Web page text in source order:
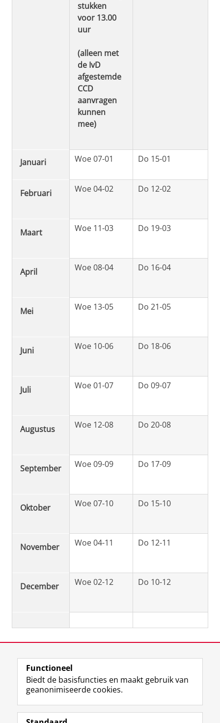
stukken
voor 13.00
uur
(alleen met
de IvD
afgestemde
CCD
aanvragen
kunnen
mee)
Januari Woe 07-01 Do 15-01
Februari Woe 04-02 Do 12-02
Maart Woe 11-03 Do 19-03
April Woe 08-04 Do 16-04
Mei Woe 13-05 Do 21-05
Juni Woe 10-06 Do 18-06
Juli Woe 01-07 Do 09-07
Augustus Woe 12-08 Do 20-08
September Woe 09-09 Do 17-09
Oktober Woe 07-10 Do 15-10
November Woe 04-11 Do 12-11
December Woe 02-12 Do 10-12
View this page in:English
Volg de RUG
F
a
L
i
R
S
I
n
Y
o
Functioneel
Biedt de basisfuncties en maakt gebruik van
geanonimiseerde cookies.